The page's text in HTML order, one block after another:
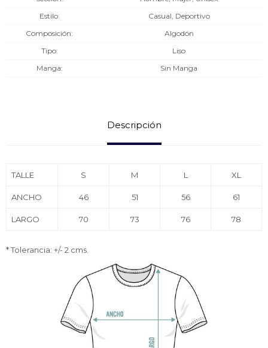
Estilo
Casual, Deportivo
Composición
Algodón
Tipo
Liso
Manga
Sin Manga
Descripción
TALLE S M L XL
ANCHO 46 51 56 61
LARGO 70 73 76 78
* Tolerancia: +/- 2 cms.